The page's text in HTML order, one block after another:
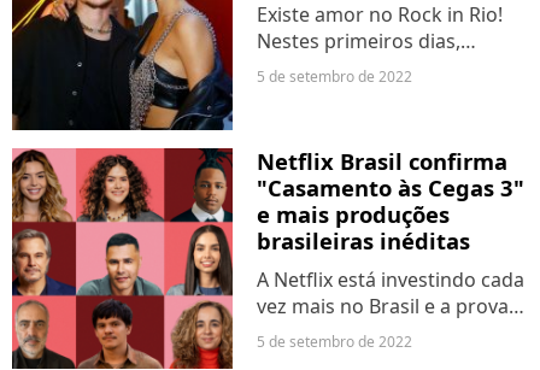
Existe amor no Rock in Rio!
Nestes primeiros dias,
diversos casais famosos
com seus looks. Aguardados
pelo evento, Larissa
Manoela...
5 de setembro de 2022
Netflix Brasil confirma
"Casamento às Cegas 3"
e mais produções
brasileiras inéditas
A Netflix está investindo cada
vez mais no Brasil e a prova
disso são todos os títulos
5 de setembro de 2022